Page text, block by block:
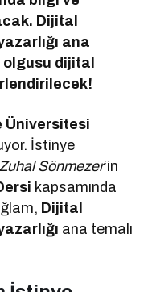
Dijital
ana
olgusu dijital
Üniversitesi
İstinye
Sönmezer‘in
kapsamında
Dijital
ana temalı